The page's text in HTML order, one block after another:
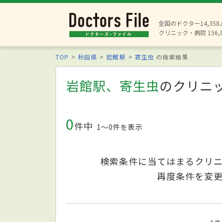
全国のドクター14,358
クリニック・病院
TOP 秋田県 岩館駅 寄生虫 の検索結果
岩館駅、寄生虫のクリニ
0件中 1〜0件を表示
検索条件に当てはまるクリ
再度条件を変